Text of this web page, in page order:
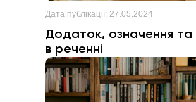
Дата публікації: 27.05.2024
Додаток, означення та
в реченні